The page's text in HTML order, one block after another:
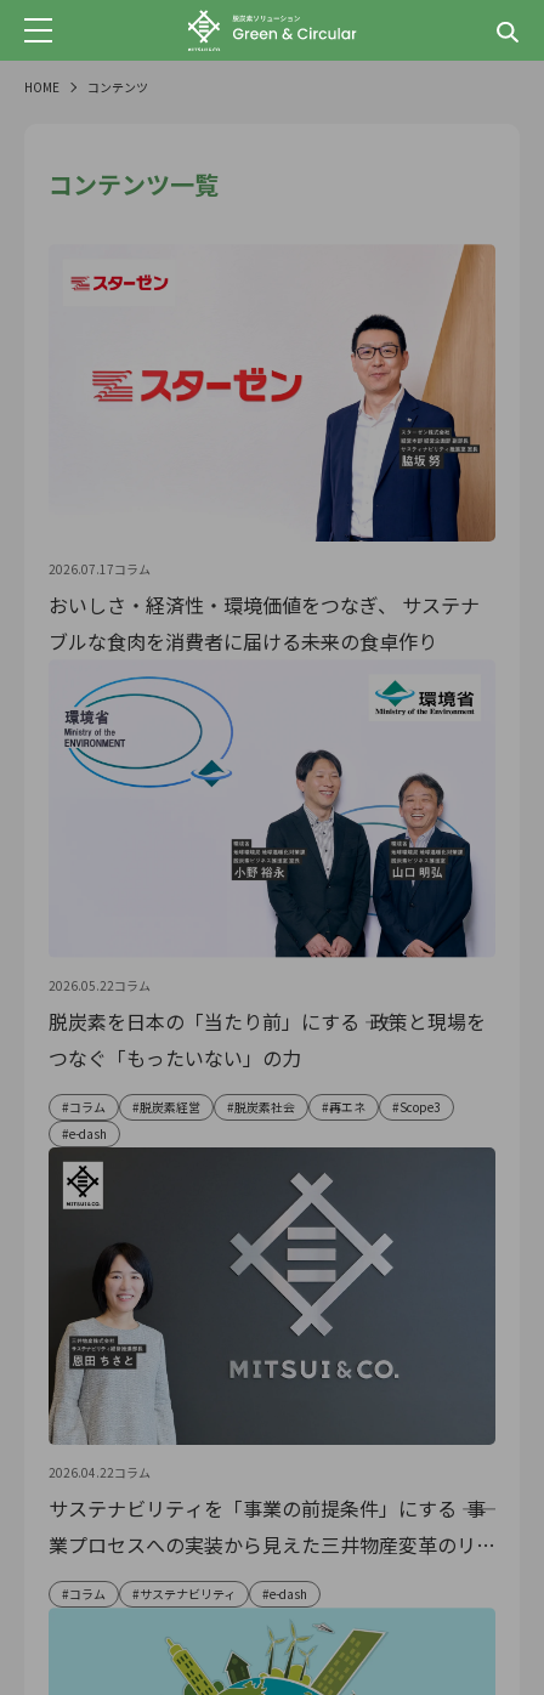
HOME コンテンツ
コンテンツ一覧
2026.07.17コラム
おいしさ・経済性・環境価値をつなぎ、 サステナ
ブルな食肉を消費者に届ける――未来の食卓作り
2026.05.22コラム
脱炭素を日本の「当たり前」にする ―― 政策と現場を
つなぐ「もったいない」の力
コラム 脱炭素経営 脱炭素社会 再エネ
Scope3
e-dash
2026.04.22コラム
サステナビリティを「事業の前提条件」にする ―― 事
業プロセスへの実装から見えた三井物産変革のリア
ルコラム サステナビリティ e-dash